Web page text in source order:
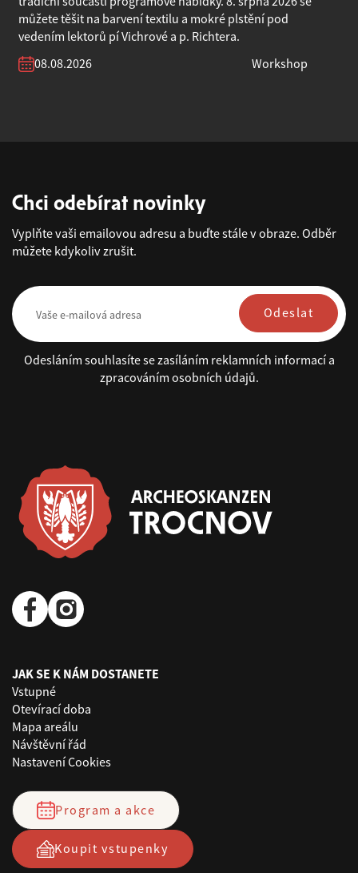
můžete těšit na barvení textilu a mokré plstění pod
vedením lektorů pí Vichrové a p. Richtera.
08.08.2026
Workshop
Chci odebírat novinky
Vyplňte vaši emailovou adresu a buďte stále v obraze. Odběr
můžete kdykoliv zrušit.
Odeslat
Odesláním souhlasíte se zasíláním reklamních informací a
zpracováním osobních údajů.
JAK SE K NÁM DOSTANETE
Vstupné
Otevírací doba
Mapa areálu
Návštěvní řád
Nastavení Cookies
Program a akce
Koupit vstupenky